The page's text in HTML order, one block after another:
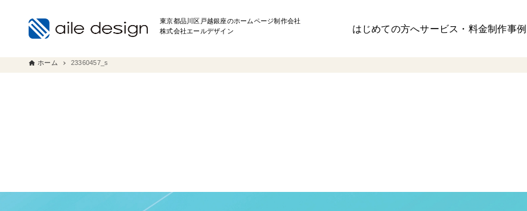
東京都品川区戸越銀座のホームページ制作会社
株式会社エールデザイン
はじめての方へサービス・料金制作事例
ホーム 23360457_s